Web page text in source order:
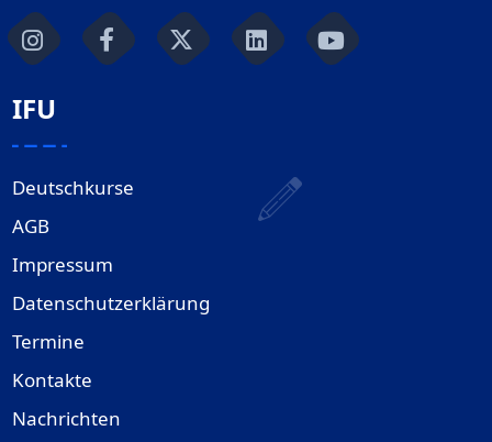
IFU
Deutschkurse
AGB
Impressum
Datenschutzerklärung
Termine
Kontakte
Nachrichten